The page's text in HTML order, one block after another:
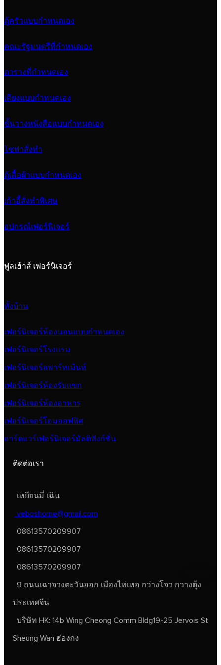
ตู้ครัวแบบกำหนดเอง
คณะรัฐมนตรีที่กำหนดเอง
ตารางที่กำหนดเอง
เตียงแบบกำหนดเอง
ชั้นวางหนังสือแบบกำหนดเอง
โซฟาสั่งทำ
ตู้เสื้อผ้าแบบกำหนดเอง
เก้าอี้สั่งทำพิเศษ
อุปกรณ์เฟอร์นิเจอร์
ฟูลเฮ้าส์ เฟอร์นิเจอร์
ทั้งบ้าน
เฟอร์นิเจอร์ห้องนอนแบบกำหนดเอง
เฟอร์นิเจอร์โรงแรม
เฟอร์นิเจอร์อพาร์ทเม้นท์
เฟอร์นิเจอร์ห้องรับแขก
เฟอร์นิเจอร์ห้องอาหาร
เฟอร์นิเจอร์โฮมออฟฟิศ
ฮาร์ดแวร์เฟอร์นิเจอร์มัลติฟังก์ชั่น
ติดต่อเรา
เหยียนมี่ เฉิน
veboshome@gmail.com
08613570209907
08613570209907
08613570209907
9 ถนนเฉาจวงตะวันออก เมืองไท่เหอ กว่างโจว กวางตุ้ง
ประเทศจีน
บริษัท HK: 14b Wing Cheong Comm Bldg19-25 Jervois St
Sheung Wan ฮ่องกง